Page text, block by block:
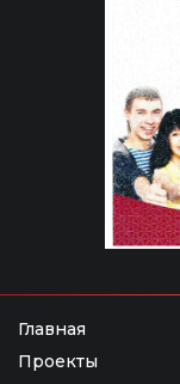
Главная
Проекты